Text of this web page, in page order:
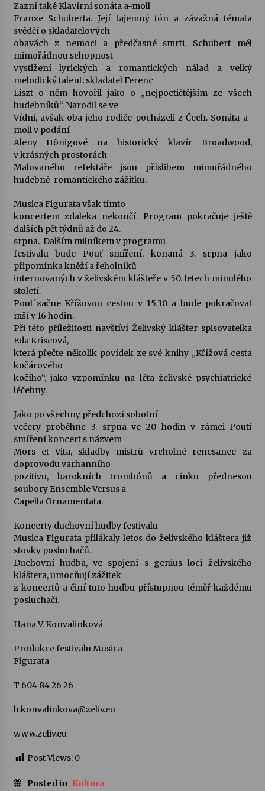
Varhanní recitál Michala Novenka v Klášteře
Želiv
3. 7. 2026
Petr Adamec – Malovaný svět
30. 6. 2026
Zazní také Klavírní sonáta a-moll
Franze Schuberta. Její tajemný tón a závažná témata
svědčí o skladatelových
obavách z nemoci a předčasné smrti. Schubert měl
mimořádnou schopnost
vystižení lyrických a romantických nálad a velký
melodický talent; skladatel Ferenc
Liszt o něm hovořil jako o „nejpoetičtějším ze všech
hudebníků“. Narodil se ve
Vídni, avšak oba jeho rodiče pocházeli z Čech. Sonáta a-
moll v podání
Aleny Hönigové na historický klavír Broadwood,
v krásných prostorách
Malovaného refektáře jsou příslibem mimořádného
hudebně-romantického zážitku.
Musica Figurata však tímto
koncertem zdaleka nekončí. Program pokračuje ještě
dalších pět týdnů až do 24.
srpna. Dalším milníkem v programu
festivalu bude Pouť smíření, konaná 3. srpna jako
připomínka kněží a řeholníků
internovaných v želivském klášteře v 50. letech minulého
století.
Pout´začne Křížovou cestou v 15.30 a bude pokračovat
mší v 16 hodin.
Při této příležitosti navštíví Želivský klášter spisovatelka
Eda Kriseová,
která přečte několik povídek ze své knihy „Křížová cesta
kočárového
kočího“, jako vzpomínku na léta želivské psychiatrické
léčebny.
Jako po všechny předchozí sobotní
večery proběhne 3. srpna ve 20 hodin v rámci Pouti
smíření koncert s názvem
Mors et Vita, skladby mistrů vrcholné renesance za
doprovodu varhanního
pozitivu, barokních trombónů a cinku přednesou
soubory Ensemble Versus a
Capella Ornamentata.
Koncerty duchovní hudby festivalu
Musica Figurata přilákaly letos do želivského kláštera již
stovky posluchačů.
Duchovní hudba, ve spojení s genius loci želivského
kláštera, umocňují zážitek
z koncertů a činí tuto hudbu přístupnou téměř každému
posluchači.
Hana V. Konvalinková
Produkce festivalu Musica
Figurata
T 604 84 26 26
h.konvalinkova@zeliv.eu
www.zeliv.eu
Post Views: 0
Posted in Kultura